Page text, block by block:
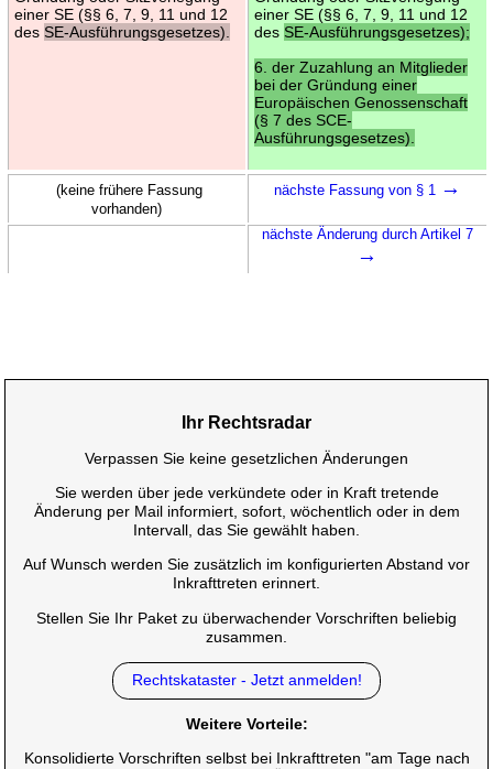
einer SE (§§ 6, 7, 9, 11 und 12
des SE-Ausführungsgesetzes).
einer SE (§§ 6, 7, 9, 11 und 12
des SE-Ausführungsgesetzes);
6. der Zuzahlung an Mitglieder
bei der Gründung einer
Europäischen Genossenschaft
(§ 7 des SCE-
Ausführungsgesetzes).
(keine frühere Fassung
vorhanden)
nächste Fassung von § 1 →
nächste Änderung durch Artikel 7
→
Ihr Rechtsradar
Verpassen Sie keine gesetzlichen Änderungen
Sie werden über jede verkündete oder in Kraft tretende
Änderung per Mail informiert, sofort, wöchentlich oder in dem
Intervall, das Sie gewählt haben.
Auf Wunsch werden Sie zusätzlich im konfigurierten Abstand vor
Inkrafttreten erinnert.
Stellen Sie Ihr Paket zu überwachender Vorschriften beliebig
zusammen.
Rechtskataster - Jetzt anmelden!
Weitere Vorteile:
Konsolidierte Vorschriften selbst bei Inkrafttreten "am Tage nach